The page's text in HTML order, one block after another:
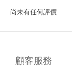
尚未有任何評價
顧客服務